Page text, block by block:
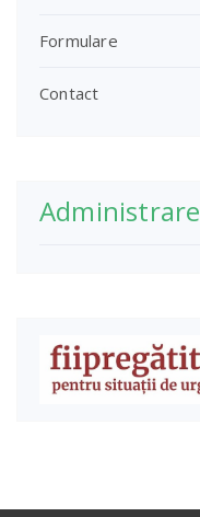
Formulare
Contact
Administrare